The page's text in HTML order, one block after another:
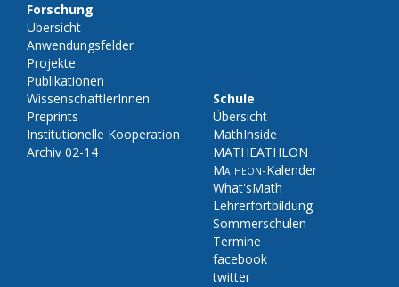
Forschung
Übersicht
Anwendungsfelder
Projekte
Publikationen
WissenschaftlerInnen
Preprints
Institutionelle Kooperation
Archiv 02-14
Schule
Übersicht
MathInside
MATHEATHLON
Matheon-Kalender
What'sMath
Lehrerfortbildung
Sommerschulen
Termine
facebook
twitter